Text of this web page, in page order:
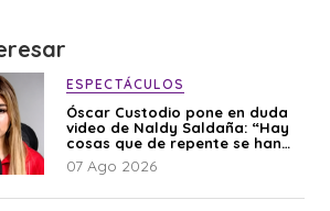
ESPECTÁCULOS
Óscar Custodio pone en duda
video de Naldy Saldaña: “Hay
cosas que de repente se han
editado”
07 Ago 2026